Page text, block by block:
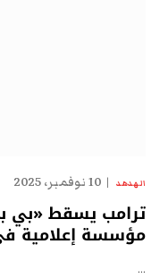
الهدهد 10 نوفمبر، 2025
ترامب يسقط «بي
مؤسسة إعلامية
…